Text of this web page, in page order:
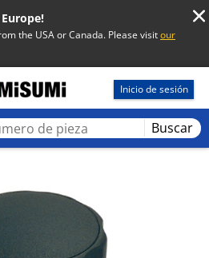
the USA or Canada. Please visitour
Inicio de sesión
Buscar